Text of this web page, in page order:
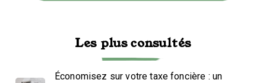
Les plus consultés
Économisez sur votre taxe foncière : un